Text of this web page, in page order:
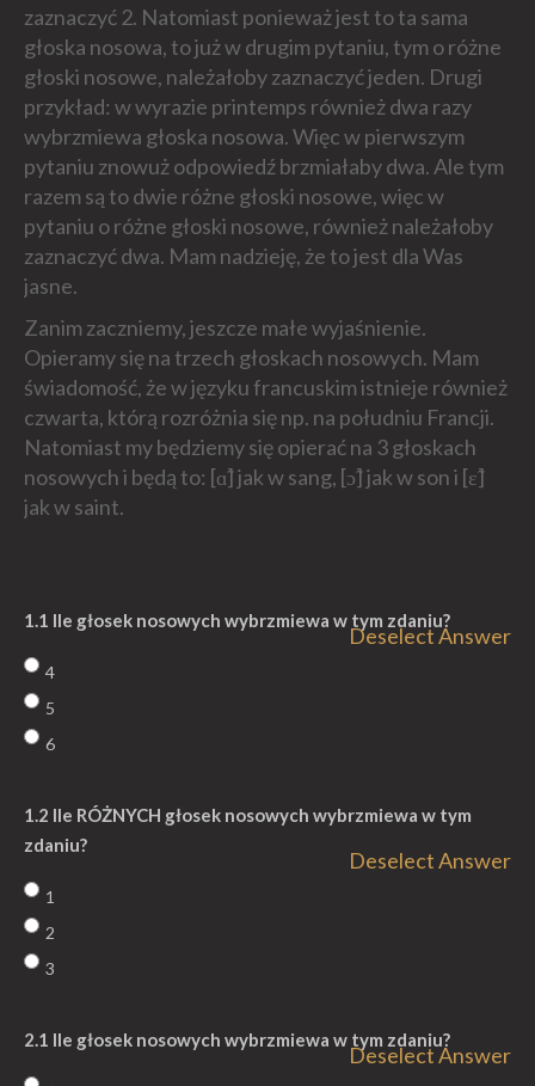
zaznaczyć 2. Natomiast ponieważ jest to ta sama
głoska nosowa, to już w drugim pytaniu, tym o różne
głoski nosowe, należałoby zaznaczyć jeden. Drugi
przykład: w wyrazie printemps również dwa razy
wybrzmiewa głoska nosowa. Więc w pierwszym
pytaniu znowuż odpowiedź brzmiałaby dwa. Ale tym
razem są to dwie różne głoski nosowe, więc w
pytaniu o różne głoski nosowe, również należałoby
zaznaczyć dwa. Mam nadzieję, że to jest dla Was
jasne.
Zanim zaczniemy, jeszcze małe wyjaśnienie.
Opieramy się na trzech głoskach nosowych. Mam
świadomość, że w języku francuskim istnieje również
czwarta, którą rozróżnia się np. na południu Francji.
Natomiast my będziemy się opierać na 3 głoskach
nosowych i będą to: [ɑ̃] jak w sang, [ɔ̃] jak w son i [ɛ̃]
jak w saint.
1.1 Ile głosek nosowych wybrzmiewa w tym zdaniu?
Deselect Answer
4
5
6
1.2 Ile RÓŻNYCH głosek nosowych wybrzmiewa w tym
zdaniu?
Deselect Answer
1
2
3
2.1 Ile głosek nosowych wybrzmiewa w tym zdaniu?
Deselect Answer